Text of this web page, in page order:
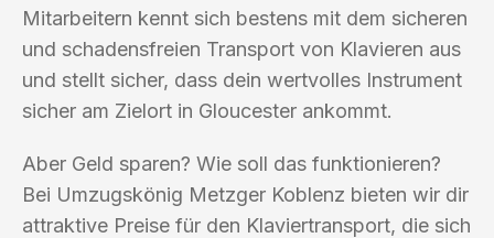
Mitarbeitern kennt sich bestens mit dem sicheren
und schadensfreien Transport von Klavieren aus
und stellt sicher, dass dein wertvolles Instrument
sicher am Zielort in Gloucester ankommt.
Aber Geld sparen? Wie soll das funktionieren?
Bei Umzugskönig Metzger Koblenz bieten wir dir
attraktive Preise für den Klaviertransport, die sich